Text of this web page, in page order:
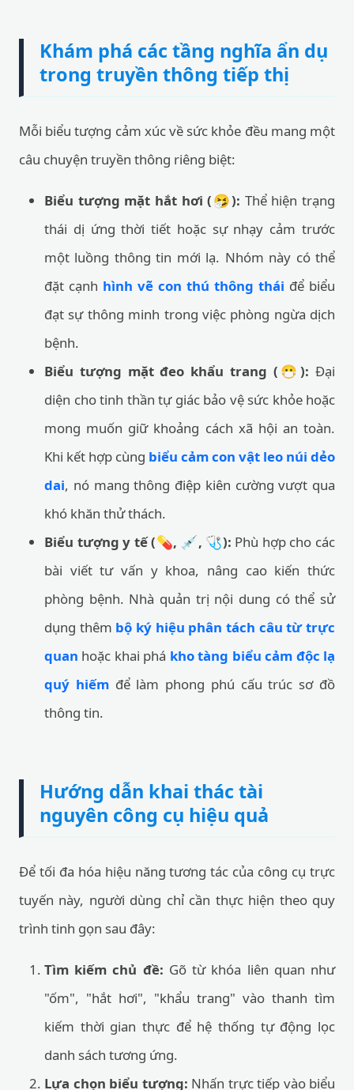
Khám phá các tầng nghĩa ẩn dụ
trong truyền thông tiếp thị
Mỗi biểu tượng cảm xúc về sức khỏe đều mang một
câu chuyện truyền thông riêng biệt:
Biểu tượng mặt hắt hơi (🤧): Thể hiện trạng
thái dị ứng thời tiết hoặc sự nhạy cảm trước
một luồng thông tin mới lạ. Nhóm này có thể
đặt cạnh hình vẽ con thú thông thái để biểu
đạt sự thông minh trong việc phòng ngừa dịch
bệnh.
Biểu tượng mặt đeo khẩu trang (😷): Đại
diện cho tinh thần tự giác bảo vệ sức khỏe hoặc
mong muốn giữ khoảng cách xã hội an toàn.
Khi kết hợp cùng biểu cảm con vật leo núi dẻo
dai, nó mang thông điệp kiên cường vượt qua
khó khăn thử thách.
Biểu tượng y tế (💊, 💉, 🩺): Phù hợp cho các
bài viết tư vấn y khoa, nâng cao kiến thức
phòng bệnh. Nhà quản trị nội dung có thể sử
dụng thêm bộ ký hiệu phân tách câu từ trực
quan hoặc khai phá kho tàng biểu cảm độc lạ
quý hiếmđể làm phong phú cấu trúc sơ đồ
thông tin.
Hướng dẫn khai thác tài
nguyên công cụ hiệu quả
Để tối đa hóa hiệu năng tương tác của công cụ trực
tuyến này, người dùng chỉ cần thực hiện theo quy
trình tinh gọn sau đây:
Tìm kiếm chủ đề: Gõ từ khóa liên quan như
"ốm", "hắt hơi", "khẩu trang" vào thanh tìm
kiếm thời gian thực để hệ thống tự động lọc
danh sách tương ứng.
Lựa chọn biểu tượng: Nhấn trực tiếp vào biểu